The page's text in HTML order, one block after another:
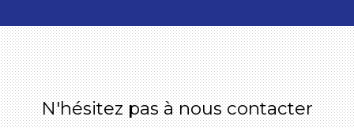
N'hésitez pas à nous contacter